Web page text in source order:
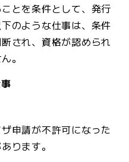
とを条件として、発行
のような仕事は、条件
され、資格が認められ
。
申請が不許可になった
ります。